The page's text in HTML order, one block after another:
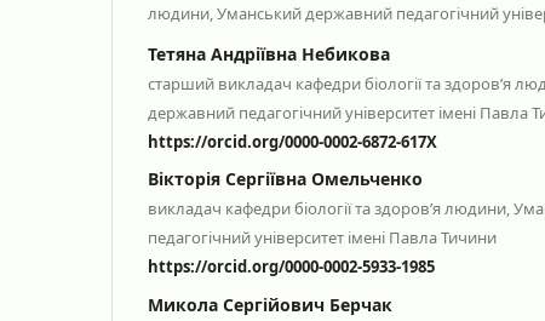
людини, Уманський державний педагогічний
Тетяна Андріївна Небикова
старший викладач кафедри біології та здоров’я
державний педагогічний університет імені Павла
https://orcid.org/0000-0002-6872-617X
Вікторія Сергіївна Омельченко
викладач кафедри біології та здоров’я людини,
педагогічний університет імені Павла Тичини
https://orcid.org/0000-0002-5933-1985
Микола Сергійович Берчак